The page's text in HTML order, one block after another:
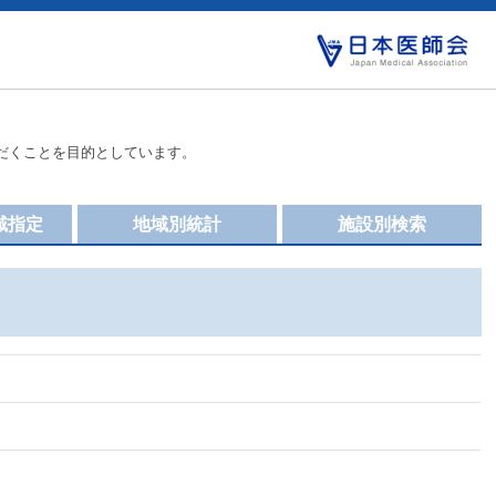
ことを目的としています。
施設別検索
地域別統計
指定